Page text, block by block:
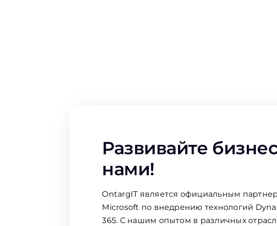
Развивайте
нами!
OntargIT является официальным
Microsoft по внедрению технологий
365. С нашим опытом в различных